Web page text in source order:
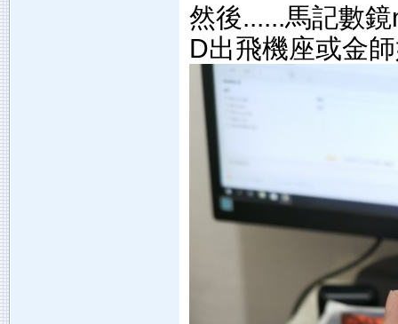
然後......馬記數
D出飛機座或金